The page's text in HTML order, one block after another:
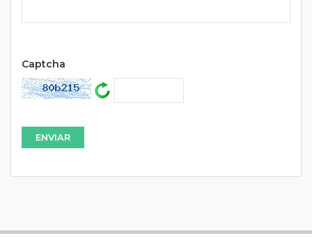
Captcha